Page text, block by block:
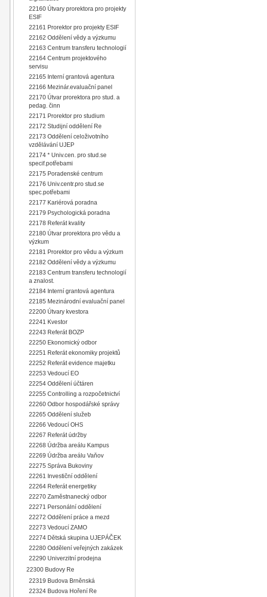
22160 Útvary prorektora pro projekty
ESIF
22161 Prorektor pro projekty ESIF
22162 Oddělení vědy a výzkumu
22163 Centrum transferu technologií
22164 Centrum projektového
servisu
22165 Interní grantová agentura
22166 Mezinár.evaluační panel
22170 Útvar prorektora pro stud. a
pedag. činn
22171 Prorektor pro studium
22172 Studijní oddělení Re
22173 Oddělení celoživotního
vzdělávání UJEP
22174 * Univ.cen. pro stud.se
specif.potřebami
22175 Poradenské centrum
22176 Univ.centr.pro stud.se
spec.potřebami
22177 Kariérová poradna
22179 Psychologická poradna
22178 Referát kvality
22180 Útvar prorektora pro vědu a
výzkum
22181 Prorektor pro vědu a výzkum
22182 Oddělení vědy a výzkumu
22183 Centrum transferu technologií
a znalost.
22184 Interní grantová agentura
22185 Mezinárodní evaluační panel
22200 Útvary kvestora
22241 Kvestor
22243 Referát BOZP
22250 Ekonomický odbor
22251 Referát ekonomiky projektů
22252 Referát evidence majetku
22253 Vedoucí EO
22254 Oddělení účtáren
22255 Controlling a rozpočetnictví
22260 Odbor hospodářské správy
22265 Oddělení služeb
22266 Vedoucí OHS
22267 Referát údržby
22268 Údržba areálu Kampus
22269 Údržba areálu Vaňov
22275 Správa Bukoviny
22261 Investiční oddělení
22264 Referát energetiky
22270 Zaměstnanecký odbor
22271 Personální oddělení
22272 Oddělení práce a mezd
22273 Vedoucí ZAMO
22274 Dětská skupina UJEPÁČEK
22280 Oddělení veřejných zakázek
22290 Univerzitní prodejna
22300 Budovy Re
22319 Budova Brněnská
22324 Budova Hoření Re